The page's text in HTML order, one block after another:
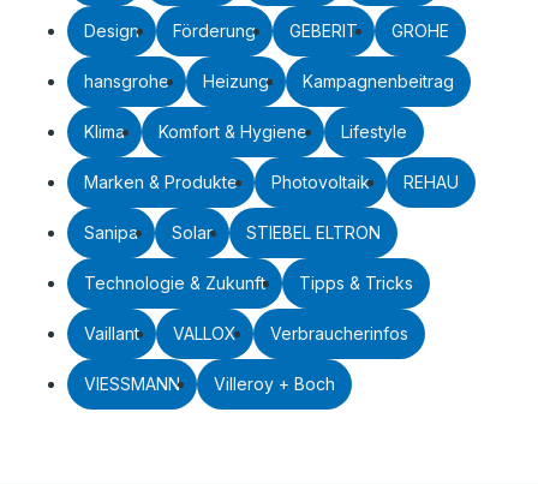
Design Förderung GEBERIT GROHE
hansgrohe Heizung Kampagnenbeitrag
Klima Komfort & Hygiene Lifestyle
Marken & Produkte Photovoltaik REHAU
Sanipa Solar STIEBEL ELTRON
Technologie & Zukunft Tipps & Tricks
Vaillant VALLOX Verbraucherinfos
VIESSMANN Villeroy + Boch